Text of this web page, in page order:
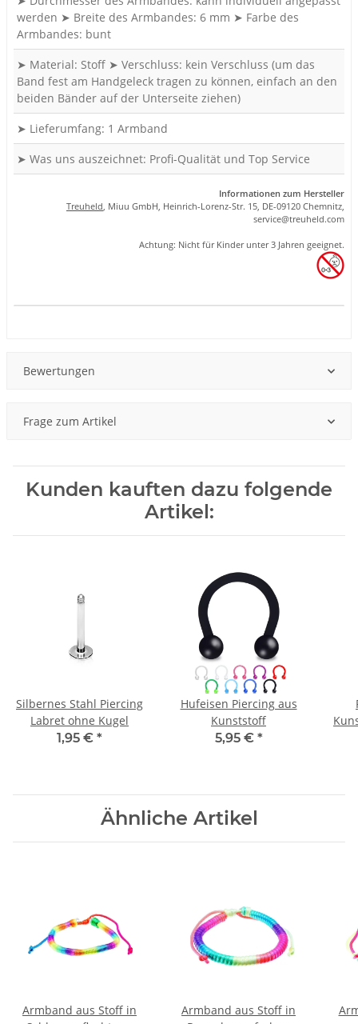
werden ➤ Breite des Armbandes: 6 mm ➤ Farbe des
Armbandes: bunt
➤ Material: Stoff ➤ Verschluss: kein Verschluss (um das
Band fest am Handgeleck tragen zu können, einfach an den
beiden Bänder auf der Unterseite ziehen)
➤ Lieferumfang: 1 Armband
➤ Was uns auszeichnet: Profi-Qualität und Top Service
Informationen zum Hersteller
Treuheld, Miuu GmbH, Heinrich-Lorenz-Str. 15, DE-09120 Chemnitz,
service@treuheld.com
Achtung: Nicht für Kinder unter 3 Jahren geeignet.
Bewertungen
Frage zum Artikel
Kunden kauften dazu folgende
Artikel:
Silbernes Stahl Piercing
Labret ohne Kugel
1,95 € *
Hufeisen Piercing aus
Kunststoff
5,95 € *
Ähnliche Artikel
Armband aus Stoff in
Armband aus Stoff in